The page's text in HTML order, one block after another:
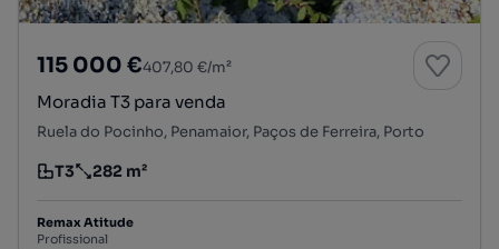
115 000 €407,80 €/m²
Moradia T3 para venda
Ruela do Pocinho, Penamaior, Paços de Ferreira, Porto
Tipologia
T3
Preço por metro quadrado
282 m²
Remax Atitude
Profissional